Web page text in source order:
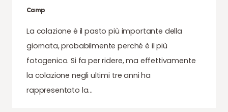
Camp
La colazione è il pasto più importante della
giornata, probabilmente perché è il più
fotogenico. Si fa per ridere, ma effettivamente
la colazione negli ultimi tre anni ha
rappresentato la…